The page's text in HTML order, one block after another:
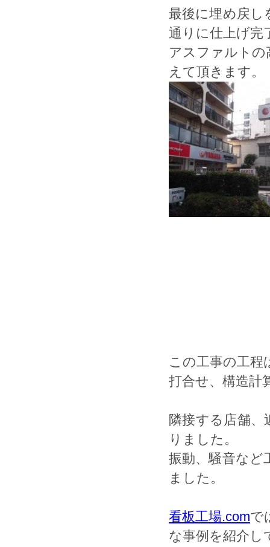
最後に埋め戻し
通りに仕上げ完
アスファルト
えて頂きます。
この工事の工程
打合せ、構造計
隣接する店舗
りました。
振動、騒音など
ました。
看板工場.comで
な事例を紹介し